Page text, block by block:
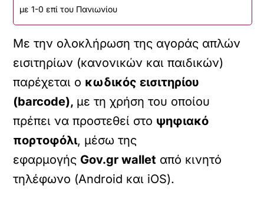
με 1-0 επί του Πανιωνίου
Με την ολοκλήρωση της αγοράς απλών
εισιτηρίων (κανονικών και παιδικών)
παρέχεται ο κωδικός εισιτηρίου
(barcode), με τη χρήση του οποίου
πρέπει να προστεθεί στο ψηφιακό
πορτοφόλι, μέσω της
εφαρμογής Gov.gr wallet από κινητό
τηλέφωνο (Android και iOS).